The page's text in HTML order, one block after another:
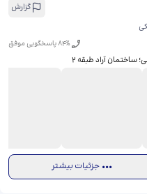
گزارش
84% پاسخگویی موفق
ساختمان آراد طبقه ۲
جزئیات بیشتر